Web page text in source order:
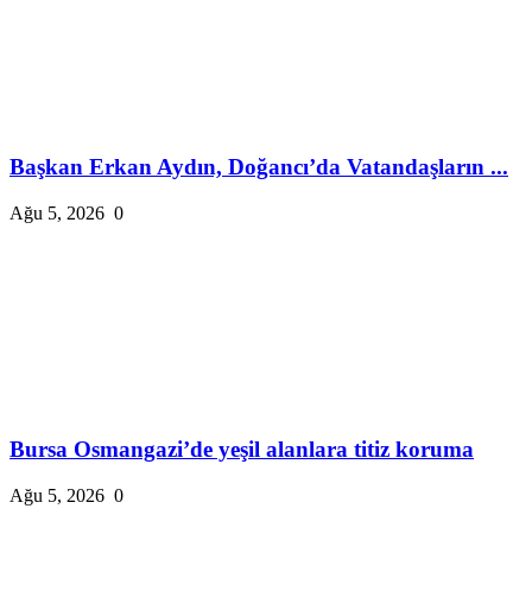
Başkan Erkan Aydın, Doğancı’da Vatandaşların ...
Ağu 5, 2026 0
Bursa Osmangazi’de yeşil alanlara titiz koruma
Ağu 5, 2026 0